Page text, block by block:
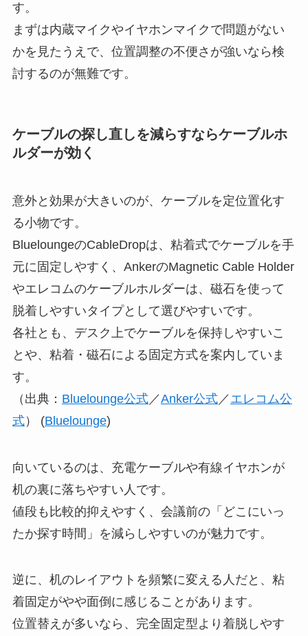
す。
まずは内蔵マイクやイヤホンマイクで問題がない
かを見たうえで、位置調整の不便さが強いなら検
討するのが無難です。
ケーブルの探し直しを減らすならケーブルホ
ルダーが効く
意外と効果が大きいのが、ケーブルを定位置化す
る小物です。
BlueloungeのCableDropは、粘着式でケーブルを手
元に固定しやすく、AnkerのMagnetic Cable Holder
やエレコムのケーブルホルダーは、磁石を使って
脱着しやすいタイプとして選びやすいです。
各社とも、デスク上でケーブルを保持しやすいこ
とや、粘着・磁石による固定方式を案内していま
す。
（出典： Bluelounge公式／Anker公式／ エレコム公
式） (Bluelounge)
向いているのは、充電ケーブルや有線イヤホンが
机の裏に落ちやすい人です。
値段も比較的抑えやすく、会議前の「どこにいっ
たか探す時間」を減らしやすいのが魅力です。
逆に、机のレイアウトを頻繁に変える人だと、粘
着固定がやや面倒に感じることがあります。
位置替えが多いなら、完全固定型より着脱しやす